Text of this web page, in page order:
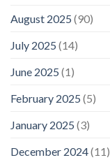
August 2025 (90)
July 2025 (14)
June 2025 (1)
February 2025 (5)
January 2025 (3)
December 2024(11)